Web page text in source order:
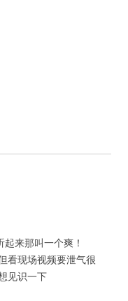
来那叫一个爽！
看现场视频要泄气很
见识一下